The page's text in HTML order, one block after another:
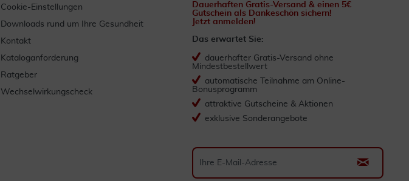
Cookie-Einstellungen
Downloads rund um Ihre Gesundheit
Kontakt
Kataloganforderung
Ratgeber
Wechselwirkungscheck
Dauerhaften Gratis-Versand & einen 5€
Gutschein als Dankeschön sichern!
Jetzt anmelden!
Das erwartet Sie:
dauerhafter Gratis-Versand ohne
Mindestbestellwert
automatische Teilnahme am Online-
Bonusprogramm
attraktive Gutscheine & Aktionen
exklusive Sonderangebote